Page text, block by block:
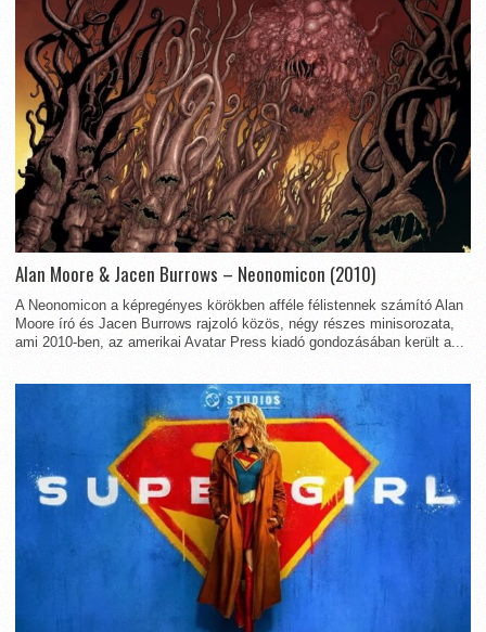
Alan Moore & Jacen Burrows – Neonomicon (2010)
A Neonomicon a képregényes körökben afféle félistennek számító Alan
Moore író és Jacen Burrows rajzoló közös, négy részes minisorozata,
ami 2010-ben, az amerikai Avatar Press kiadó gondozásában került a...